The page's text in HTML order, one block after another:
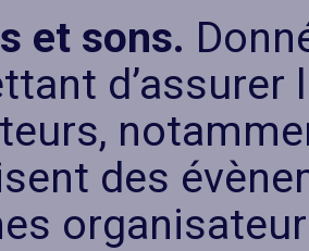
et sons.
d’assurer
des